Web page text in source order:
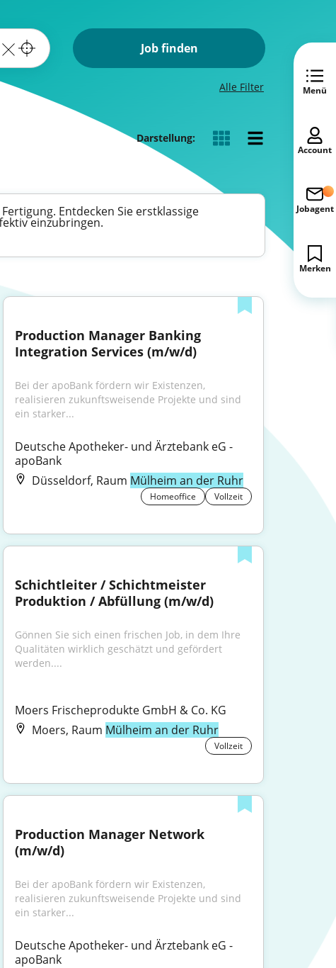
Job finden
Alle Filter
Darstellung:
Entdecken Sie erstklassige
einzubringen.
Production Manager Banking
Integration Services (m/w/d)
Bei der apoBank fördern wir Existenzen,
realisieren zukunftsweisende Projekte und sind
ein starker...
Deutsche Apotheker- und Ärztebank eG -
apoBank
Düsseldorf, Raum Mülheim an der Ruhr
Homeoffice Vollzeit
Schichtleiter / Schichtmeister
Produktion / Abfüllung (m/w/d)
Gönnen Sie sich einen frischen Job, in dem Ihre
Qualitäten wirklich geschätzt und gefördert
werden....
Moers Frischeprodukte GmbH & Co. KG
Moers, Raum Mülheim an der Ruhr
Vollzeit
Production Manager Network
(m/w/d)
Bei der apoBank fördern wir Existenzen,
realisieren zukunftsweisende Projekte und sind
ein starker...
Deutsche Apotheker- und Ärztebank eG -
apoBank
Menü
Account
Jobagent
Merken